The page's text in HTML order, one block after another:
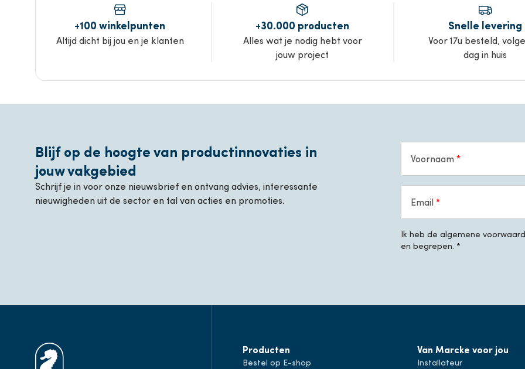
+100 winkelpunten
Altijd dicht bij jou en je klanten
+30.000 producten
Alles wat je nodig hebt voor
jouw project
Snelle levering
Voor 17u besteld,
dag in huis
Blijf op de hoogte van productinnovaties in
jouw vakgebied
Schrijf je in voor onze nieuwsbrief en ontvang advies, interessante
nieuwigheden uit de sector en tal van acties en promoties.
Voornaam
Email
Ik heb de algemene
en begrepen. *
Producten
Bestel op E-shop
Van Marcke voor jou
Installateur